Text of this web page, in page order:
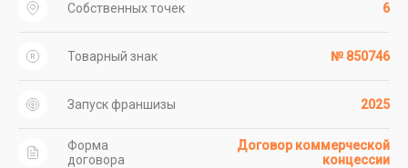
Собственных точек 6
Товарный знак № 850746
Запуск франшизы 2025
Форма
договора
Договор коммерческой
концессии